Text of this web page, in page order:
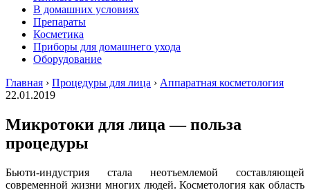
В домашних условиях
Препараты
Косметика
Приборы для домашнего ухода
Оборудование
Главная › Процедуры для лица › Аппаратная косметология
22.01.2019
Микротоки для лица — польза
процедуры
Бьюти-индустрия стала неотъемлемой составляющей
современной жизни многих людей. Косметология как область